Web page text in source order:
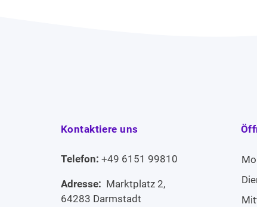
Kontaktiere uns
Telefon: +49 6151 99810
Adresse: Marktplatz 2,
64283 Darmstadt